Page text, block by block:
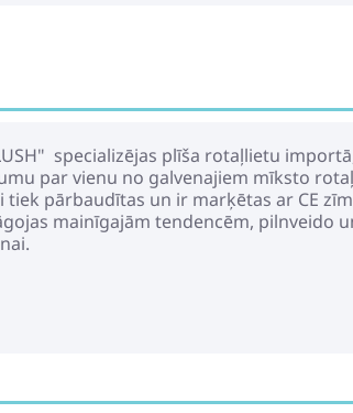
specializējas plīša rotaļlietu
par vienu no galvenajiem mīksto
pārbaudītas un ir marķētas ar CE
mainīgajām tendencēm, pilnveido